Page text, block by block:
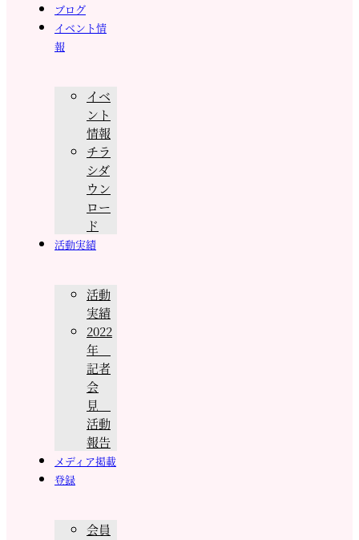
ブログ
イベント情
報
イベ
ント
情報
チラ
シダ
ウン
ロー
ド
活動実績
活動
実績
2022
年
記者
会
見
活動
報告
メディア掲載
登録
会員